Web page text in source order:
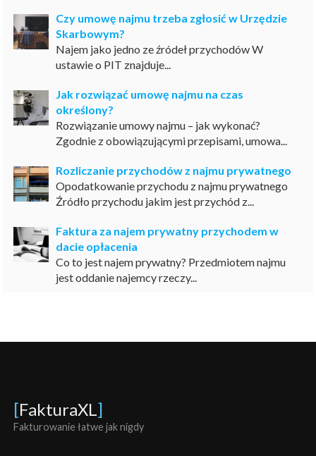
Czy umowę najmu trzeba zgłosić w Urzędzie
Skarbowym?
Najem jako jedno ze źródeł przychodów W
ustawie o PIT znajduje...
Jak rozwiązać umowę najmu na czas
określony?
Rozwiązanie umowy najmu – jak wykonać?
Zgodnie z obowiązującymi przepisami, umowa...
Rozliczanie przychodów z najmu prywatnego
Opodatkowanie przychodu z najmu prywatnego
Źródło przychodu jakim jest przychód z...
Faktura za najem prywatny przychodem w
dacie opłacenia
Co to jest najem prywatny? Przedmiotem najmu
jest oddanie najemcy rzeczy...
[FakturaXL ]
Fakturowanie łatwe jak nigdy